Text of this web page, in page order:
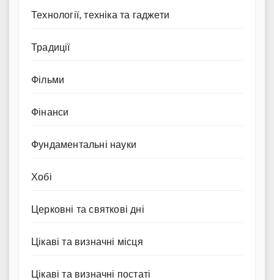
Технології, техніка та гаджети
Традиції
Фільми
Фінанси
Фундаментальні науки
Хобі
Церковні та святкові дні
Цікаві та визначні місця
Цікаві та визначні постаті